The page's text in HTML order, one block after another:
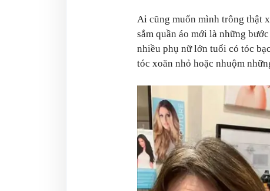
Ai cũng muốn mình trông thật
sắm quần áo mới là những
nhiều phụ nữ lớn tuổi có tóc
tóc xoăn nhỏ hoặc nhuộm